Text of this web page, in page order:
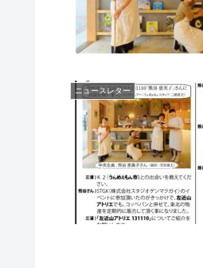
ニュースレター